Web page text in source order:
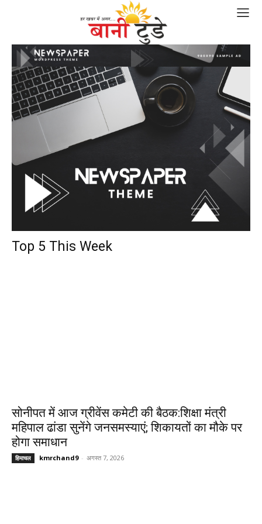
Top 5 This Week
सोनीपत में आज ग्रीवेंस कमेटी की बैठक:शिक्षा मंत्री
महिपाल ढांडा सुनेंगे जनसमस्याएं; शिकायतों का मौके पर
होगा समाधान
हिमाचल kmrchand9 - अगस्त 7, 2026